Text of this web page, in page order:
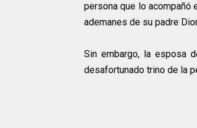
persona que lo acompañó
ademanes de su padre
Sin embargo, la esposa
desafortunado trino de la